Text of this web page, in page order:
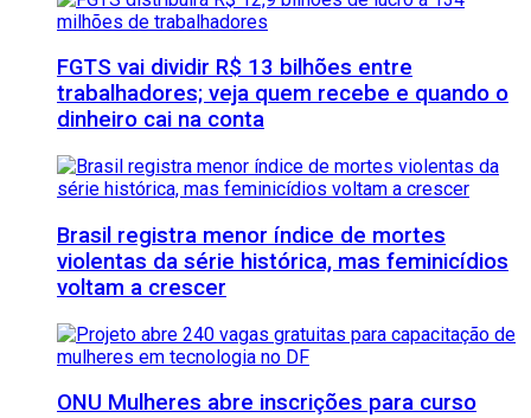
FGTS vai dividir R$ 13 bilhões entre
trabalhadores; veja quem recebe e quando o
dinheiro cai na conta
Brasil registra menor índice de mortes
violentas da série histórica, mas feminicídios
voltam a crescer
ONU Mulheres abre inscrições para curso